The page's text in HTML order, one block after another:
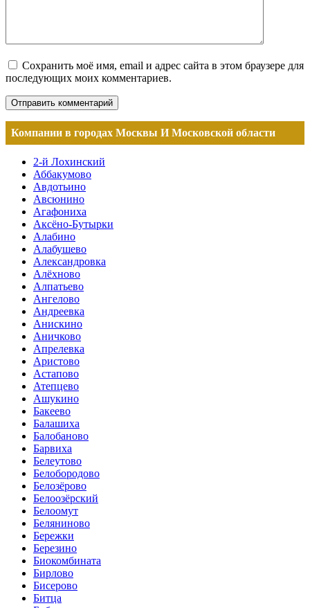
Сохранить моё имя, email и адрес сайта в этом браузере для
последующих моих комментариев.
Компании в городах Москвы И Московской области
2-й Лохинский
Аббакумово
Авдотьино
Авсюнино
Агафониха
Аксёно-Бутырки
Алабино
Алабушево
Александровка
Алёхново
Алпатьево
Ангелово
Андреевка
Анискино
Аничково
Апрелевка
Аристово
Астапово
Атепцево
Ашукино
Бакеево
Балашиха
Балобаново
Барвиха
Белеутово
Белобородово
Белозёрово
Белоозёрский
Белоомут
Беляниново
Бережки
Березино
Биокомбината
Бирлово
Бисерово
Битца